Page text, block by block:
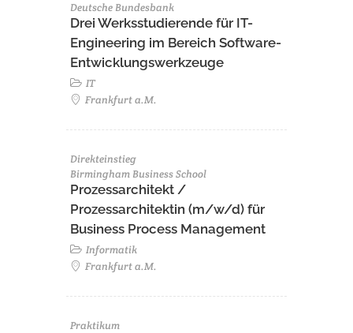
Deutsche Bundesbank
Drei Werksstudierende für IT-
Engineering im Bereich Software-
Entwicklungswerkzeuge
IT
Frankfurt a.M.
Direkteinstieg
Birmingham Business School
Prozessarchitekt /
Prozessarchitektin (m/w/d) für
Business Process Management
Informatik
Frankfurt a.M.
Praktikum